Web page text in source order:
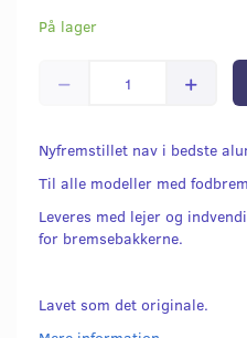
På lager
Nyfremstillet nav i bedste
Til alle modeller med
Leveres med lejer og
for bremsebakkerne.
Lavet som det originale.